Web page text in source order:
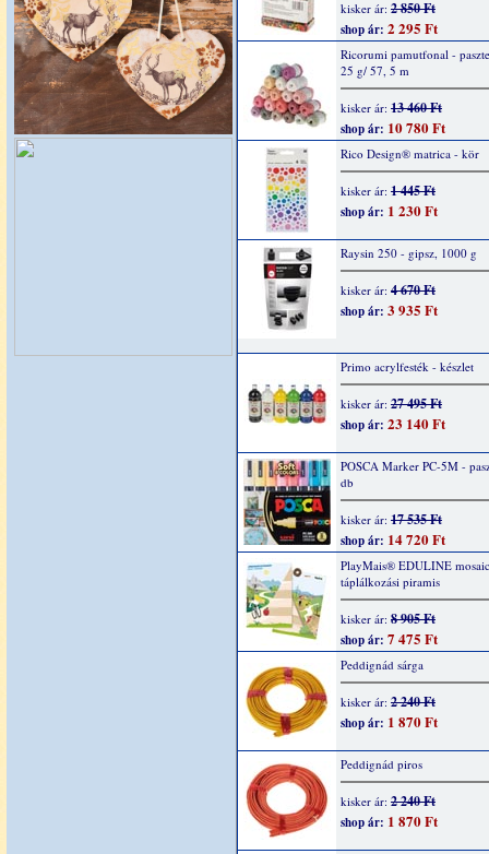
kisker ár: 2 850 Ft
shop ár: 2 295 Ft
Ricorumi pamutfonal -
25 g/ 57, 5 m
kisker ár: 13 460 Ft
shop ár: 10 780 Ft
Rico Design® matrica - kör
kisker ár: 1 445 Ft
shop ár: 1 230 Ft
Raysin 250 - gipsz, 1000 g
kisker ár: 4 670 Ft
shop ár: 3 935 Ft
Primo acrylfesték - készlet
kisker ár: 27 495 Ft
shop ár: 23 140 Ft
POSCA Marker PC-5M -
db
kisker ár: 17 535 Ft
shop ár: 14 720 Ft
PlayMais® EDULINE
táplálkozási piramis
kisker ár: 8 905 Ft
shop ár: 7 475 Ft
Peddignád sárga
kisker ár: 2 240 Ft
shop ár: 1 870 Ft
Peddignád piros
kisker ár: 2 240 Ft
shop ár: 1 870 Ft